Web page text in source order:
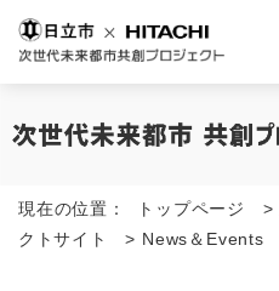
現在の位置： トップページ >
クトサイト
> News＆Events